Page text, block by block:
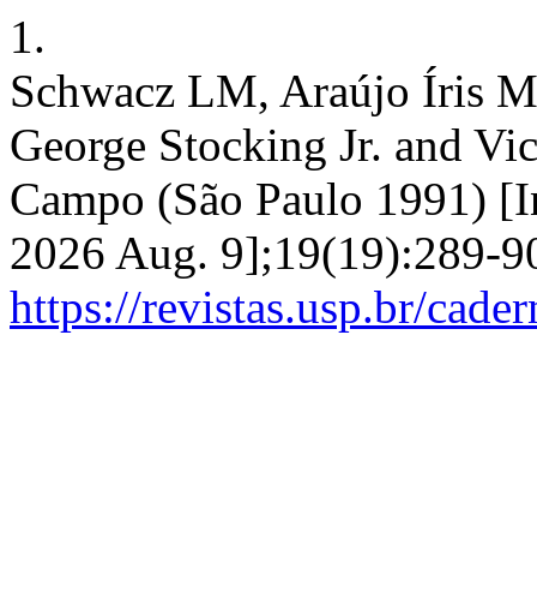
1.
Schwacz LM, Araújo Íris
George Stocking Jr. and
Campo (São Paulo 1991)
2026 Aug. 9];19(19):289-
https://revistas.usp.br/